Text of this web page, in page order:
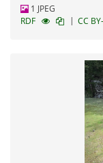
1 JPEG
RDF
| CC